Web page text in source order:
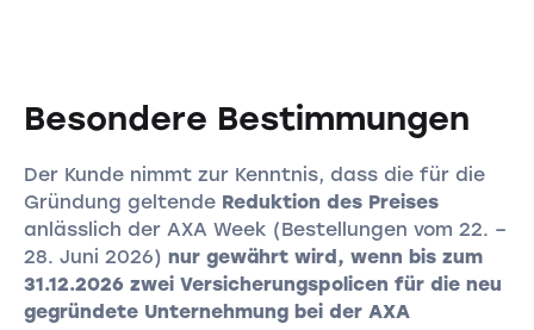
Besondere Bestimmungen
Der Kunde nimmt zur Kenntnis, dass die für die
Gründung geltende Reduktion des Preises
anlässlich der AXA Week (Bestellungen vom 22. –
28. Juni 2026) nur gewährt wird, wenn bis zum
31.12.2026 zwei Versicherungspolicen für die neu
gegründete Unternehmung bei der AXA